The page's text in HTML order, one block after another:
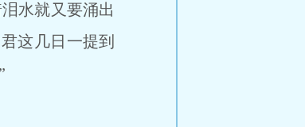
水就又要涌出
这几日一提到